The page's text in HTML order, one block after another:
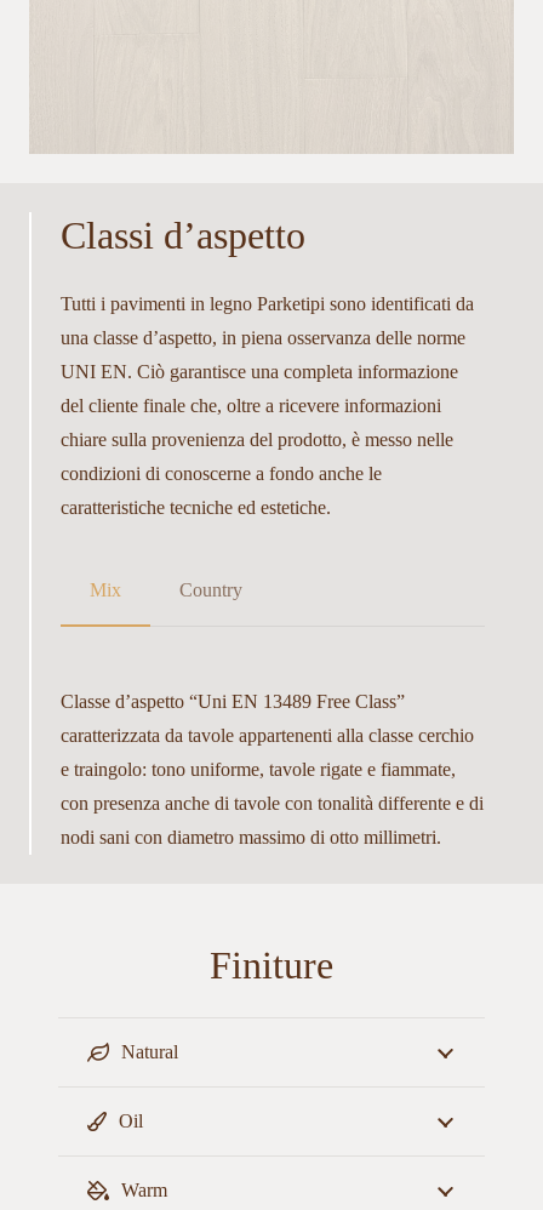
Classi d’aspetto
Tutti i pavimenti in legno Parketipi sono identificati da
una classe d’aspetto, in piena osservanza delle norme
UNI EN. Ciò garantisce una completa informazione
del cliente finale che, oltre a ricevere informazioni
chiare sulla provenienza del prodotto, è messo nelle
condizioni di conoscerne a fondo anche le
caratteristiche tecniche ed estetiche.
Mix Country
Classe d’aspetto “Uni EN 13489 Free Class”
caratterizzata da tavole appartenenti alla classe cerchio
e traingolo: tono uniforme, tavole rigate e fiammate,
con presenza anche di tavole con tonalità differente e di
nodi sani con diametro massimo di otto millimetri.
Finiture
Natural
Oil
Warm